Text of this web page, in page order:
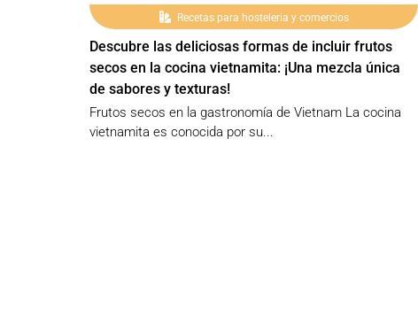
Recetas para hosteleria y comercios
Descubre las deliciosas formas de incluir frutos
secos en la cocina vietnamita: ¡Una mezcla única
de sabores y texturas!
Frutos secos en la gastronomía de Vietnam La cocina
vietnamita es conocida por su...